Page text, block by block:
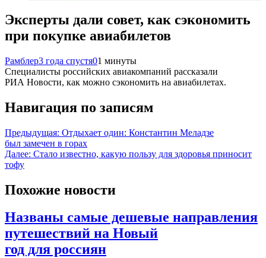
Эксперты дали совет, как сэкономить
при покупке авиабилетов
Рамблер3 года спустя01 минуты
Специалисты российских авиакомпаний рассказали
РИА Новости, как можно сэкономить на авиабилетах.
Навигация по записям
Предыдущая: Отдыхает один: Константин Меладзе
был замечен в горах
Далее: Стало известно, какую пользу для здоровья приносит
тофу
Похожие новости
Названы самые дешевые направления
путешествий на Новый
год для россиян